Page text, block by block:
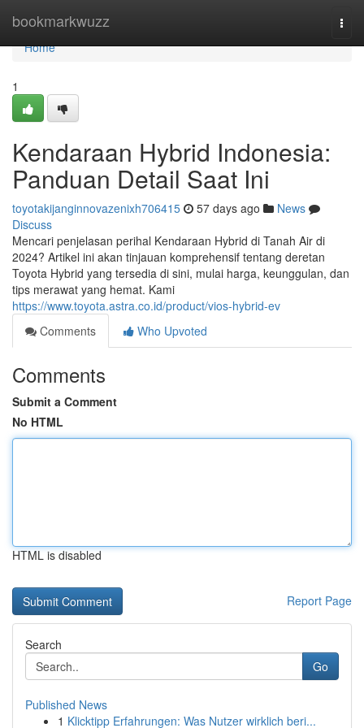
bookmarkwuzz
Home
Home
1
Kendaraan Hybrid Indonesia:
Panduan Detail Saat Ini
toyotakijanginnovazenixh706415 57 days ago
News
Discuss
Mencari penjelasan perihal Kendaraan Hybrid di Tanah Air di
2024? Artikel ini akan tinjauan komprehensif tentang deretan
Toyota Hybrid yang tersedia di sini, mulai harga, keunggulan, dan
tips merawat yang hemat. Kami
https://www.toyota.astra.co.id/product/vios-hybrid-ev
Comments
Who Upvoted
Comments
Submit a Comment
No HTML
HTML is disabled
Report Page
Search
Go
Published News
1 Klicktipp Erfahrungen: Was Nutzer wirklich beri...